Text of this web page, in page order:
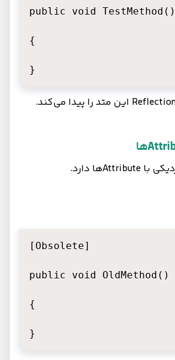
public void TestMethod()
{
}
[Obsolete]
public void OldMethod()
{
}